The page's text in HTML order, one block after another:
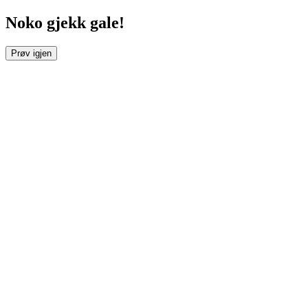
Noko gjekk gale!
Prøv igjen